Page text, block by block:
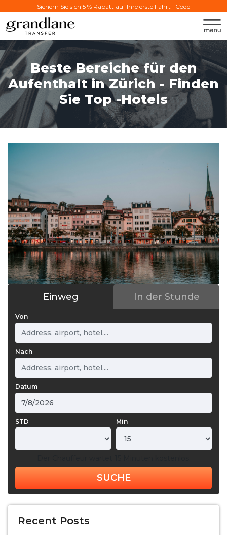
Sichern Sie sich 5 % Rabatt auf Ihre erste Fahrt | Code
verwenden:GRANDLANE
Beste Bereiche für den
Aufenthalt in Zürich - Finden
Sie Top -Hotels
Einweg In der Stunde
Von
Nach
Datum
STD Min
SUCHE
Recent Posts